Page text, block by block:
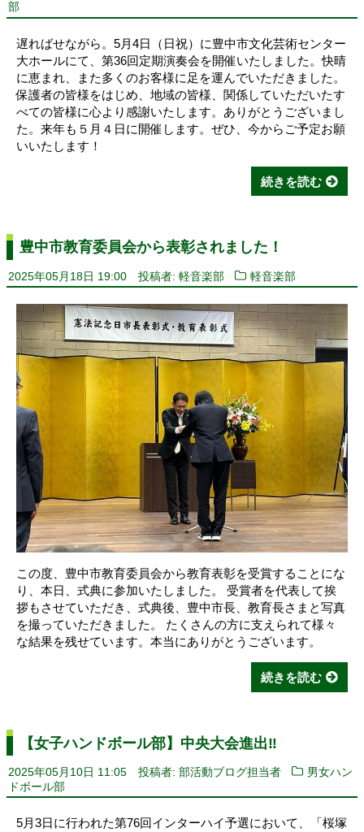
部
遅ればせながら。5月4日（日祝）に豊中市文化芸術センター
大ホールにて、第36回定期演奏会を開催いたしました。快晴
に恵まれ、また多くのお客様に足を運んでいただきました。
保護者の皆様をはじめ、地域の皆様、関係していただいたす
べての皆様に心より感謝いたします。ありがとうございまし
た。来年も５月４日に開催します。ぜひ、今からご予定お願
いいたします！
続きを読む
豊中市教育委員会から表彰されました！
2025年05月18日 19:00 投稿者: 軽音楽部 軽音楽部
この度、豊中市教育委員会から教育表彰を受賞することにな
り、本日、式典に参加いたしました。 受賞者を代表して挨
拶もさせていただき、式典後、豊中市長、教育長さまと写真
を撮っていただきました。 たくさんの方に支えられて様々
な結果を残せています。本当にありがとうございます。
続きを読む
【女子ハンドボール部】中央大会進出‼️
2025年05月10日 11:05 投稿者: 部活動ブログ担当者
男女ハン
ドボール部
5月3日に行われた第76回インターハイ予選において、「桜塚